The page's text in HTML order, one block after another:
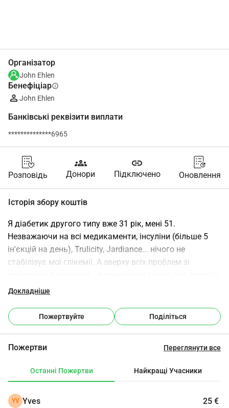
Організатор
John Ehlen
Бенефіціарinfo
John Ehlen
Банківські реквізити виплати
**************6965
Розповідь
groups
Донори
link
Підключено Оновлення
Історія збору коштів
Я діабетик другого типу вже 31 рік, мені 51.
Незважаючи на всі медикаменти, інсуліни (більше 5
ін'єкцій на день), Trulicity, Jardiance... нічого не
стабілізує мої глікемії. А зверху всіх проблем зі
50% зору), перфорація слухового каналу з шумом у
Оскільки я діабетик другого типу, мені не дозволяє
INAMI мати цей насос. Мені потрібно бути діабетиком
Ставши малозрячим (слава допомозі в Windows) через
писати і, насамперед, колотися більше 5 разів на день.
голки на ручці.
Докладніше
Пожертвуйте Поділіться
Пожертви Переглянути все
Останні Пожертви Найкращі Учасники
YV Yves 25 €